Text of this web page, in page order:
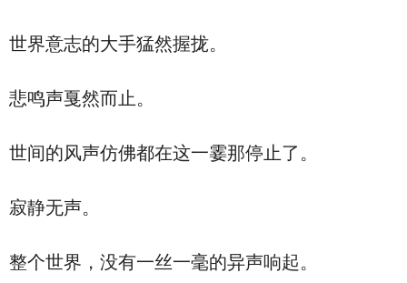
世界意志的大手猛然握拢。
悲鸣声戛然而止。
世间的风声仿佛都在这一霎那停止了。
寂静无声。
整个世界，没有一丝一毫的异声响起。